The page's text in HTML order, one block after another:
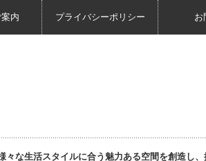
内 プライバシーポリシー お
な生活スタイルに合う魅力ある空間を創造し、